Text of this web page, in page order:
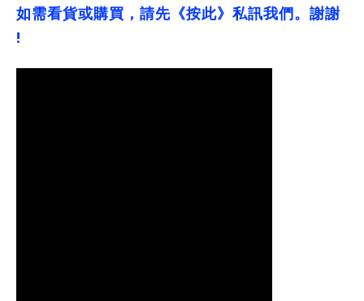
如需看貨或購買，請先《按此》私訊我們。謝謝
!